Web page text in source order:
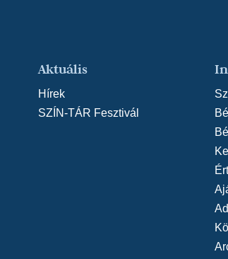
Aktuális
Hírek
SZÍN-TÁR Fesztivál